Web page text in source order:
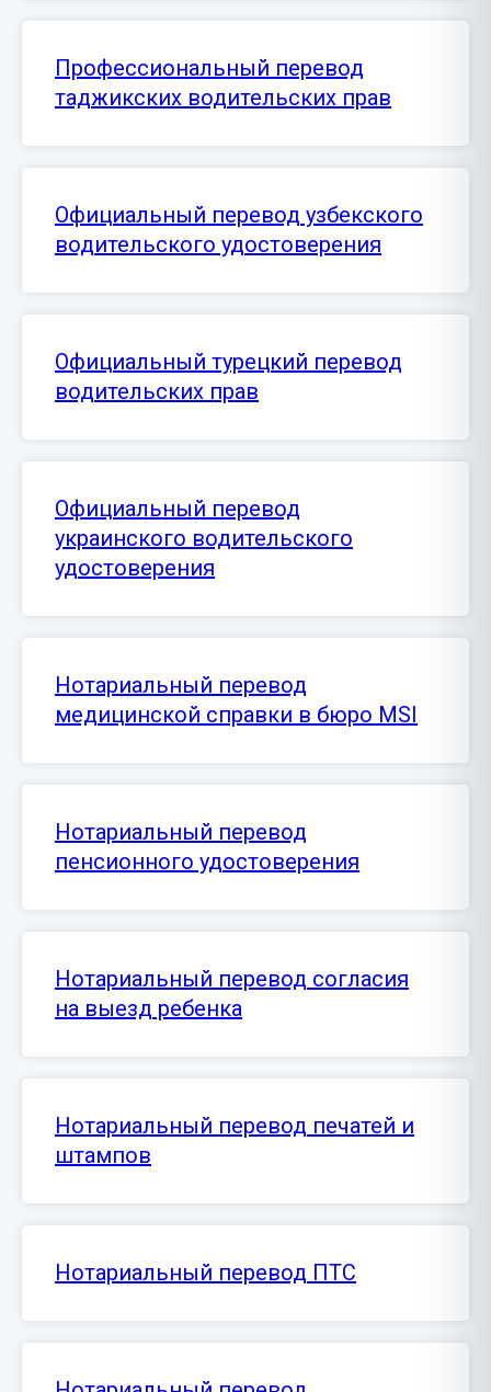
Профессиональный перевод
таджикских водительских прав
Официальный перевод узбекского
водительского удостоверения
Официальный турецкий перевод
водительских прав
Официальный перевод
украинского водительского
удостоверения
Нотариальный перевод
медицинской справки в бюро MSI
Нотариальный перевод
пенсионного удостоверения
Нотариальный перевод согласия
на выезд ребенка
Нотариальный перевод печатей и
штампов
Нотариальный перевод ПТС